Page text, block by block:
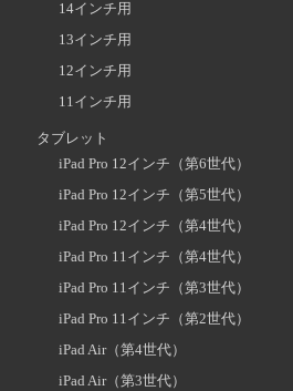
14インチ用
13インチ用
12インチ用
11インチ用
タブレット
iPad Pro 12インチ（第6世代）
iPad Pro 12インチ（第5世代）
iPad Pro 12インチ（第4世代）
iPad Pro 11インチ（第4世代）
iPad Pro 11インチ（第3世代）
iPad Pro 11インチ（第2世代）
iPad Air（第4世代）
iPad Air（第3世代）